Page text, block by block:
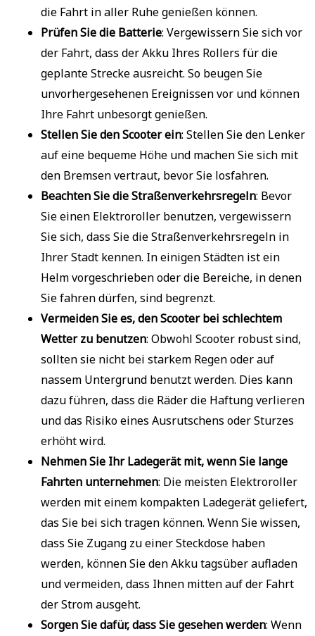
die Fahrt in aller Ruhe genießen können.
Prüfen Sie die Batterie: Vergewissern Sie sich vor
der Fahrt, dass der Akku Ihres Rollers für die
geplante Strecke ausreicht. So beugen Sie
unvorhergesehenen Ereignissen vor und können
Ihre Fahrt unbesorgt genießen.
Stellen Sie den Scooter ein: Stellen Sie den Lenker
auf eine bequeme Höhe und machen Sie sich mit
den Bremsen vertraut, bevor Sie losfahren.
Beachten Sie die Straßenverkehrsregeln: Bevor
Sie einen Elektroroller benutzen, vergewissern
Sie sich, dass Sie die Straßenverkehrsregeln in
Ihrer Stadt kennen. In einigen Städten ist ein
Helm vorgeschrieben oder die Bereiche, in denen
Sie fahren dürfen, sind begrenzt.
Vermeiden Sie es, den Scooter bei schlechtem
Wetter zu benutzen: Obwohl Scooter robust sind,
sollten sie nicht bei starkem Regen oder auf
nassem Untergrund benutzt werden. Dies kann
dazu führen, dass die Räder die Haftung verlieren
und das Risiko eines Ausrutschens oder Sturzes
erhöht wird.
Nehmen Sie Ihr Ladegerät mit, wenn Sie lange
Fahrten unternehmen: Die meisten Elektroroller
werden mit einem kompakten Ladegerät geliefert,
das Sie bei sich tragen können. Wenn Sie wissen,
dass Sie Zugang zu einer Steckdose haben
werden, können Sie den Akku tagsüber aufladen
und vermeiden, dass Ihnen mitten auf der Fahrt
der Strom ausgeht.
Sorgen Sie dafür, dass Sie gesehen werden: Wenn